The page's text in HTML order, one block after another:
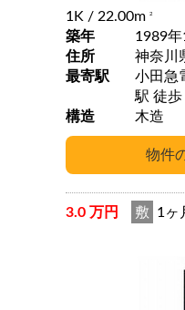
1K / 22.00m 2
築年
1989年
住所
神奈川
最寄駅
小田急
構造
木造
3.0 万円 敷 1ヶ